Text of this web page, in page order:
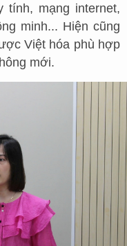
tính, mạng internet,
minh... Hiện cũng
Việt hóa phù hợp
mới.